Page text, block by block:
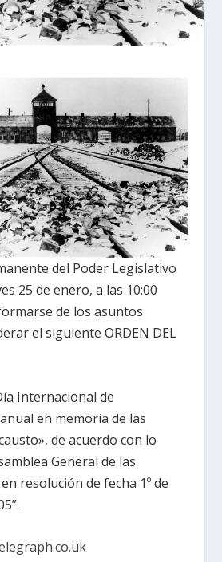
del Poder Legislativo
25 de enero, a las 10:00
de los asuntos
el siguiente ORDEN DEL
Internacional de
en memoria de las
de acuerdo con lo
General de las
resolución de fecha 1º de